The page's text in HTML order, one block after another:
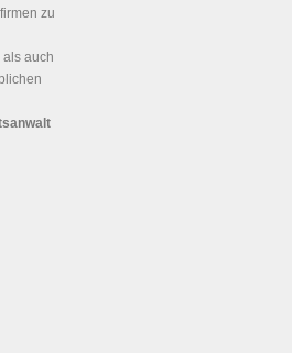
zu
als auch